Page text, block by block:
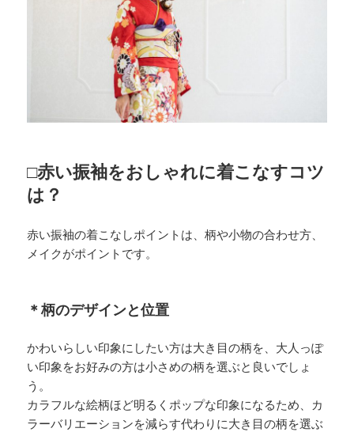
□赤い振袖をおしゃれに着こなすコツ
は？
赤い振袖の着こなしポイントは、柄や小物の合わせ方、
メイクがポイントです。
＊柄のデザインと位置
かわいらしい印象にしたい方は大き目の柄を、大人っぽ
い印象をお好みの方は小さめの柄を選ぶと良いでしょ
う。
カラフルな絵柄ほど明るくポップな印象になるため、カ
ラーバリエーションを減らす代わりに大き目の柄を選ぶ